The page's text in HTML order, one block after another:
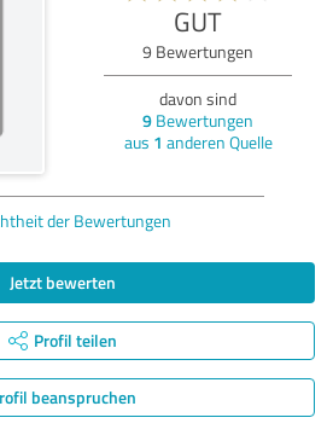
GUT
9 Bewertungen
davon sind
9 Bewertungen
aus 1 anderen Quelle
der Bewertungen
Jetzt bewerten
Profil teilen
beanspruchen